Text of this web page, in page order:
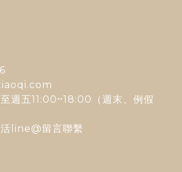
週五11:00~18:00（週末、例假
line@留言聯繫